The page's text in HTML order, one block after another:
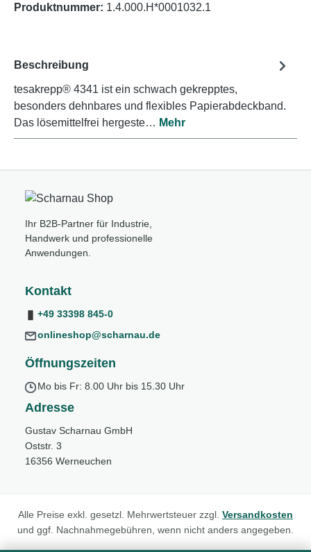
Produktnummer: 1.4.000.H*0001032.1
Beschreibung
tesakrepp® 4341 ist ein schwach gekrepptes,
besonders dehnbares und flexibles Papierabdeckband.
Das lösemittelfrei hergeste… Mehr
Ihr B2B-Partner für Industrie,
Handwerk und professionelle
Anwendungen.
Kontakt
+49 33398 845-0
onlineshop@scharnau.de
Öffnungszeiten
Mo bis Fr: 8.00 Uhr bis 15.30 Uhr
Adresse
Gustav Scharnau GmbH
Oststr. 3
16356 Werneuchen
Alle Preise exkl. gesetzl. Mehrwertsteuer zzgl. Versandkosten
und ggf. Nachnahmegebühren, wenn nicht anders angegeben.